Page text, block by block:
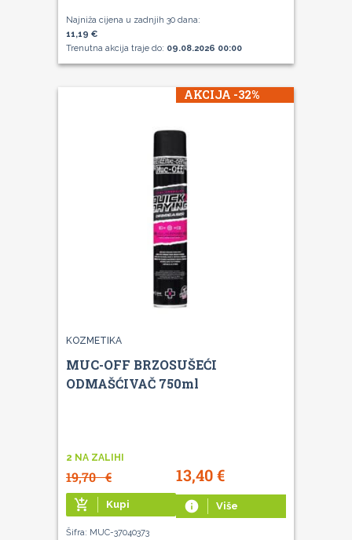
Najniža cijena u zadnjih 30 dana:
11,19 €
Trenutna akcija traje do: 09.08.2026 00:00
AKCIJA -32%
KOZMETIKA
MUC-OFF BRZOSUŠEĆI
ODMAŠĆIVAČ 750ml
2 NA ZALIHI
19,70€ 13,40€
add_shopping_cart Kupi info Više
Šifra: MUC-37040373